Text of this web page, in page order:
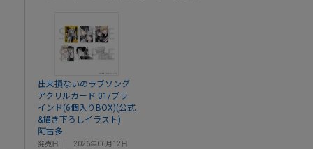
出来損ないのラブソング
アクリルカード 01/ブラ
インド(6個入りBOX)(公式
&描き下ろしイラスト)
阿古多
発売日
2026年06月12日